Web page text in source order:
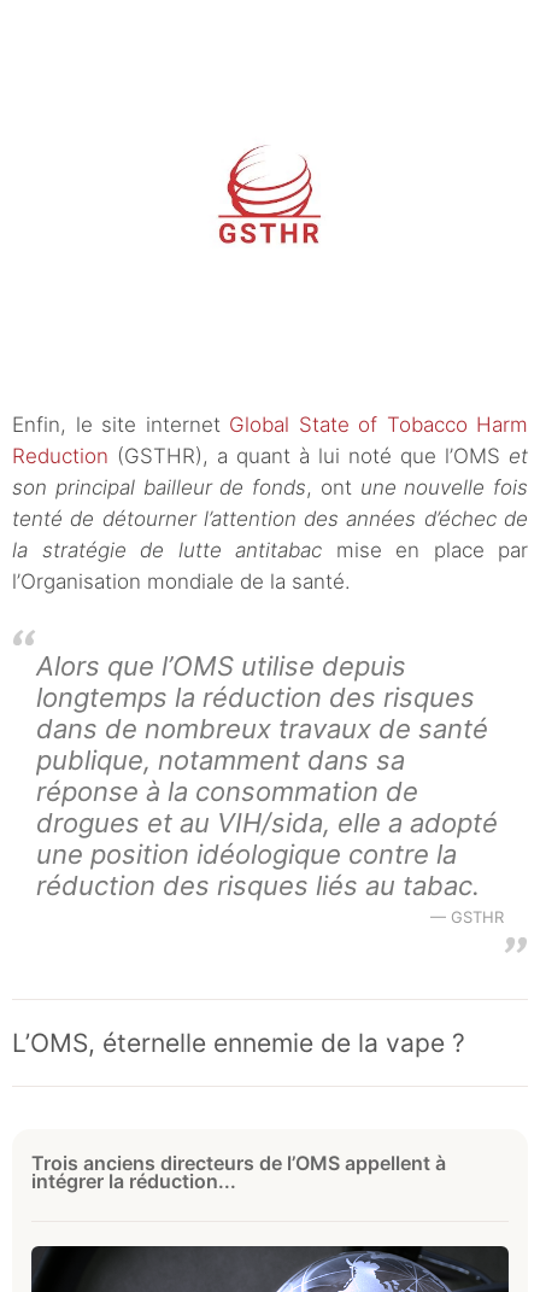
Enfin, le site internet Global State of Tobacco Harm
Reduction (GSTHR), a quant à lui noté que l’OMS et
son principal bailleur de fonds, ont une nouvelle fois
tenté de détourner l’attention des années d’échec de
la stratégie de lutte antitabac mise en place par
l’Organisation mondiale de la santé.
Alors que l’OMS utilise depuis
longtemps la réduction des risques
dans de nombreux travaux de santé
publique, notamment dans sa
réponse à la consommation de
drogues et au VIH/sida, elle a adopté
une position idéologique contre la
réduction des risques liés au tabac.
GSTHR
L’OMS, éternelle ennemie de la vape ?
Trois anciens directeurs de l’OMS appellent à
intégrer la réduction...